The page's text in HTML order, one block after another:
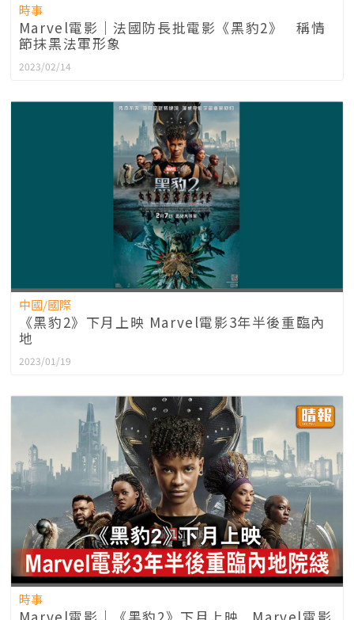
時事
Marvel電影｜法國防長批電影《黑豹2》 稱情
節抹黑法軍形象
2023/02/14
中國/國際
《黑豹2》下月上映 Marvel電影3年半後重臨內
地
2023/01/19
時事